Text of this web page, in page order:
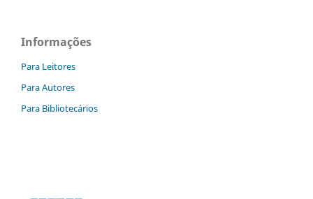
Informações
Para Leitores
Para Autores
Para Bibliotecários